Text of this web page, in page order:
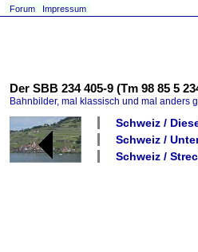
Forum Impressum
Der SBB 234 405-9 (Tm 98 85 5
Bahnbilder, mal klassisch und mal anders
Schweiz /
Schweiz /
Schweiz /